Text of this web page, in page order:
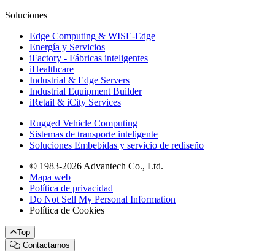
Soluciones
Edge Computing & WISE-Edge
Energía y Servicios
iFactory - Fábricas inteligentes
iHealthcare
Industrial & Edge Servers
Industrial Equipment Builder
iRetail & iCity Services
Rugged Vehicle Computing
Sistemas de transporte inteligente
Soluciones Embebidas y servicio de rediseño
© 1983-2026 Advantech Co., Ltd.
Mapa web
Política de privacidad
Do Not Sell My Personal Information
Política de Cookies
Top
Contactarnos